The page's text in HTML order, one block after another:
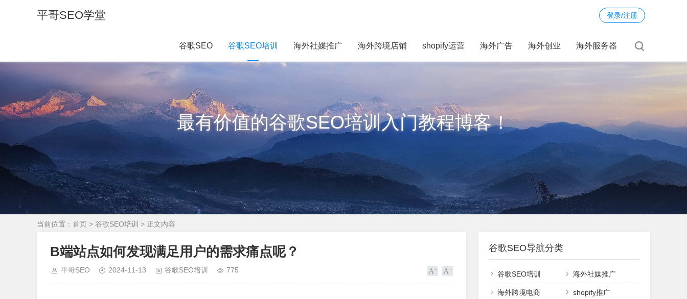
平哥SEO学堂 登录/注册
谷歌SEO 谷歌SEO培训 海外社媒推广 海外跨境店铺 shopify运营 海外广告 海外创业 海外服务器
最有价值的谷歌SEO培训入门教程博客！
当前位置： 首页 > 谷歌SEO培训 > 正文内容
B端站点如何发现满足用户的需求痛点呢？
平哥SEO 2024-11-13 谷歌SEO培训 775
谷歌SEO导航分类
谷歌SEO培训 海外社媒推广
海外跨境电商 shopify推广